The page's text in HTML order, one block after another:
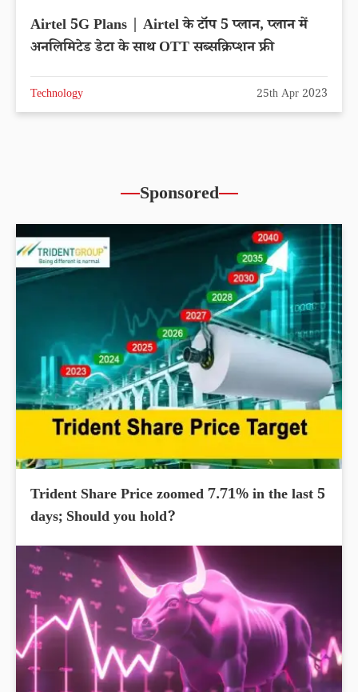
Airtel 5G Plans | Airtel के टॉप 5 प्लान, प्लान में
अनलिमिटेड डेटा के साथ OTT सब्सक्रिप्शन फ्री
Technology 25th Apr 2023
Sponsored
Trident Share Price zoomed 7.71% in the last 5
days; Should you hold?